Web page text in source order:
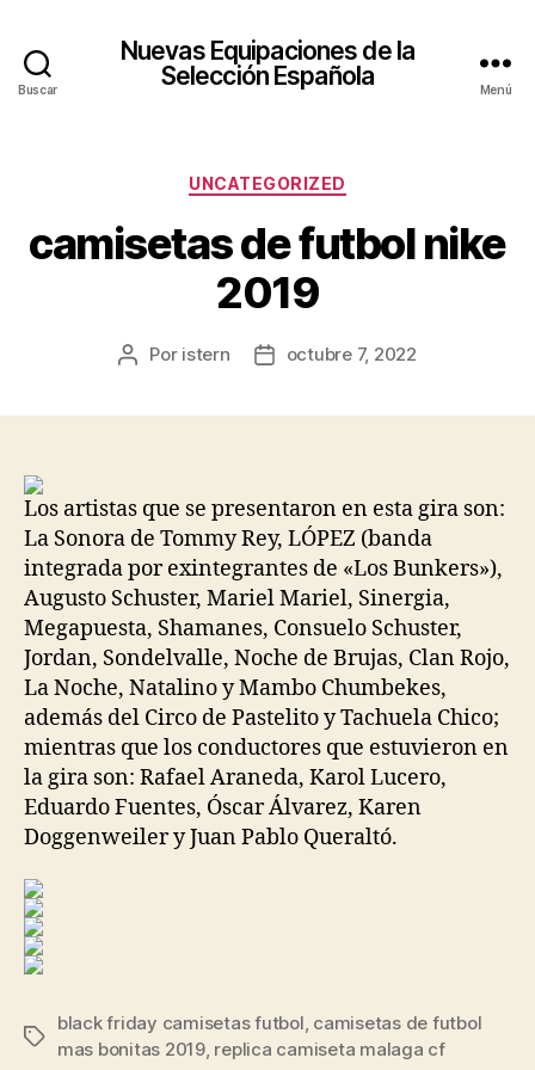
Buscar
Nuevas Equipaciones de la
Selección Española
Menú
Categorías
UNCATEGORIZED
camisetas de futbol nike
2019
Autor
Por istern
Fechaoctubre 7, 2022
Los artistas que se presentaron en esta gira son:
La Sonora de Tommy Rey, LÓPEZ (banda
integrada por exintegrantes de «Los Bunkers»),
Augusto Schuster, Mariel Mariel, Sinergia,
Megapuesta, Shamanes, Consuelo Schuster,
Jordan, Sondelvalle, Noche de Brujas, Clan Rojo,
La Noche, Natalino y Mambo Chumbekes,
además del Circo de Pastelito y Tachuela Chico;
mientras que los conductores que estuvieron en
la gira son: Rafael Araneda, Karol Lucero,
Eduardo Fuentes, Óscar Álvarez, Karen
Doggenweiler y Juan Pablo Queraltó.
Etiquetas
black friday camisetas futbol, camisetas de futbol
mas bonitas 2019, replica camiseta malaga cf